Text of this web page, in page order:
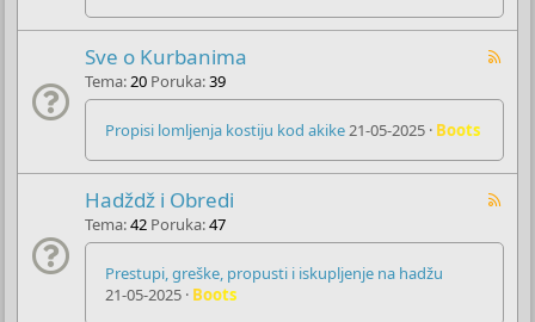
Sve o Kurbanima
Tema 20 Poruka 39
Propisi lomljenja kostiju kod akike21-05-2025 Boots
Hadždž i Obredi
Tema 42 Poruka 47
Prestupi, greške, propusti i iskupljenje na hadžu
21-05-2025 Boots